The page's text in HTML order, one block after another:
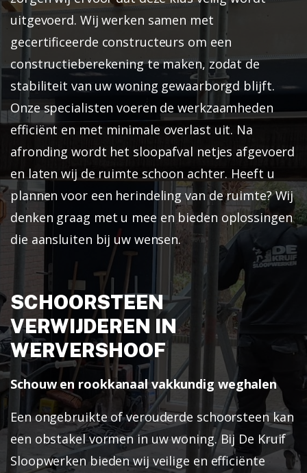
uitgevoerd. Wij werken samen met
gecertificeerde constructeurs om een
constructieberekening te maken, zodat de
stabiliteit van uw woning gewaarborgd blijft.
Onze specialisten voeren de werkzaamheden
efficiënt en met minimale overlast uit. Na
afronding wordt het sloopafval netjes afgevoerd
en laten wij de ruimte schoon achter. Heeft u
plannen voor een herindeling van de ruimte? Wij
denken graag met u mee en bieden oplossingen
die aansluiten bij uw wensen.
SCHOORSTEEN
VERWIJDEREN IN
WERVERSHOOF
Schouw en rookkanaal vakkundig weghalen
Een ongebruikte of verouderde schoorsteen kan
een obstakel vormen in uw woning. Bij De Kruif
Sloopwerken bieden wij veilige en efficiënte